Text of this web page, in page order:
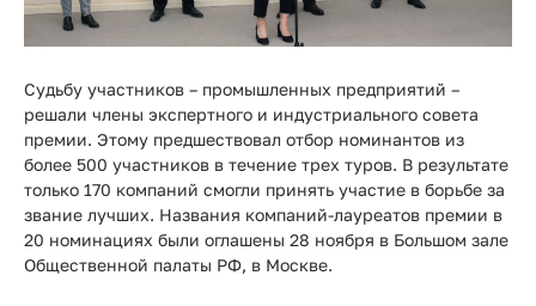
8
550-
03-
50
sales@mpkm.org
Судьбу участников ­­– промышленных предприятий –
решали члены экспертного и индустриального совета
премии. Этому предшествовал отбор номинантов из
более 500 участников в течение трех туров. В результате
только 170 компаний смогли принять участие в борьбе за
звание лучших. Названия компаний-лауреатов премии в
20 номинациях были оглашены 28 ноября в Большом зале
Общественной палаты РФ, в Москве.